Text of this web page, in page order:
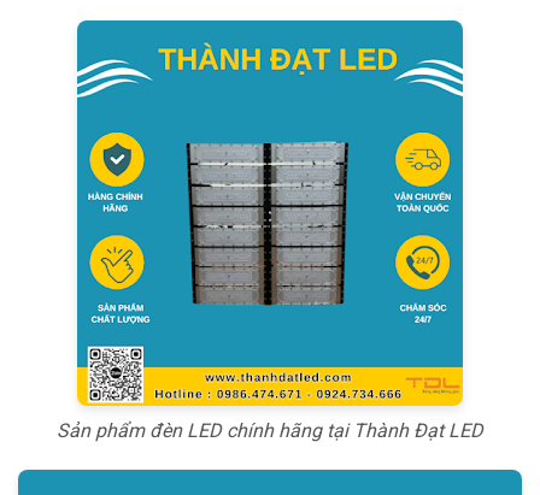
Sản phẩm đèn LED chính hãng tại Thành Đạt LED